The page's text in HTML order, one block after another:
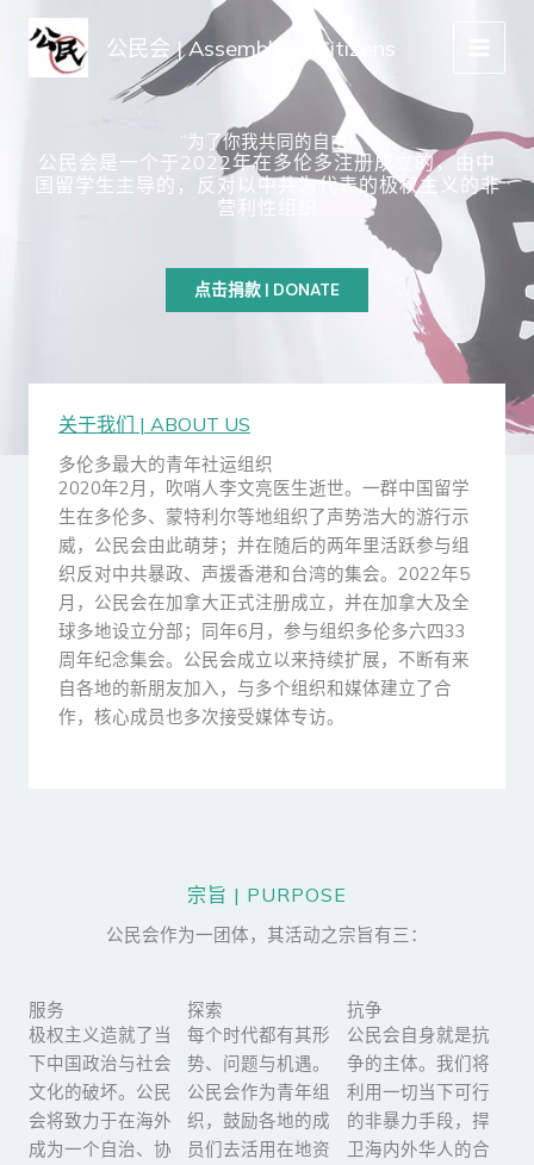
Content
公民会 | Assembly of Citizens
“为了你我共同的自由”
公民会是一个于2022年在多伦多注册成立的，由中
国留学生主导的，反对以中共为代表的极权主义的非
营利性组织
点击捐款 | DONATE
关于我们 | ABOUT US
多伦多最大的青年社运组织
2020年2月，吹哨人李文亮医生逝世。一群中国留学
生在多伦多、蒙特利尔等地组织了声势浩大的游行示
威，公民会由此萌芽；并在随后的两年里活跃参与组
织反对中共暴政、声援香港和台湾的集会。2022年5
月，公民会在加拿大正式注册成立，并在加拿大及全
球多地设立分部；同年6月，参与组织多伦多六四33
周年纪念集会。公民会成立以来持续扩展，不断有来
自各地的新朋友加入，与多个组织和媒体建立了合
作，核心成员也多次接受媒体专访。
宗旨 | PURPOSE
公民会作为一团体，其活动之宗旨有三：
服务
极权主义造就了当
下中国政治与社会
文化的破坏。公民
会将致力于在海外
成为一个自治、协
探索
每个时代都有其形
势、问题与机遇。
公民会作为青年组
织，鼓励各地的成
员们去活用在地资
抗争
公民会自身就是抗
争的主体。我们将
利用一切当下可行
的非暴力手段，捍
卫海内外华人的合